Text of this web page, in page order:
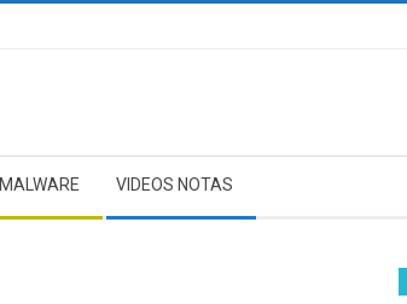
MALWARE VIDEOS NOTAS